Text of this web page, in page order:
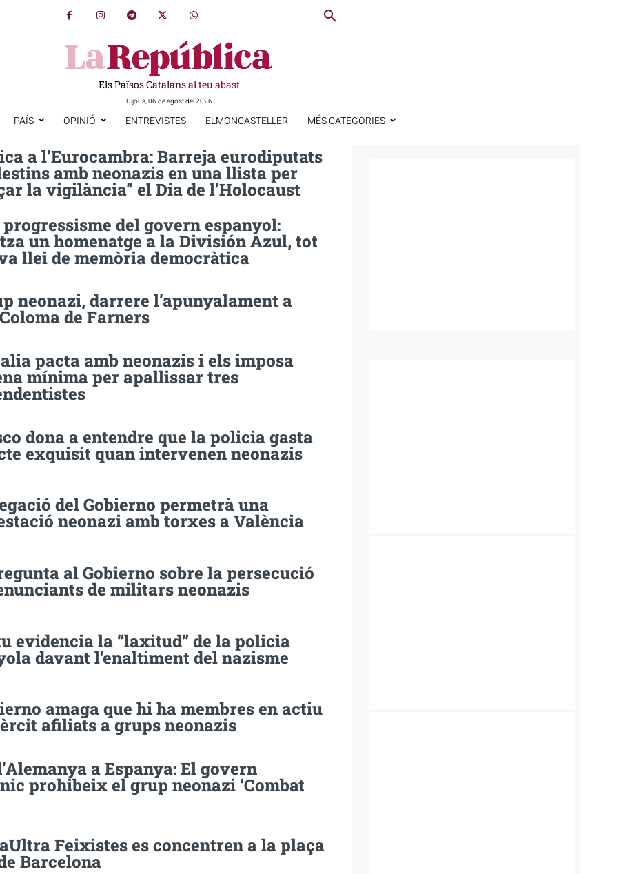
Els Països Catalans al teu abast
Dijous, 06 de agost del 2026
PAÍS OPINIÓ ENTREVISTES ELMONCASTELLER MÉS CATEGORIES
a l’Eurocambra: Barreja eurodiputats
amb neonazis en una llista per
la vigilància” el Dia de l’Holocaust
del govern espanyol:
un homenatge a la División Azul, tot
llei de memòria democràtica
neonazi, darrere l’apunyalament a
de Farners
pacta amb neonazis i els imposa
mínima per apallissar tres
dona a entendre que la policia gasta
exquisit quan intervenen neonazis
del Gobierno permetrà una
neonazi amb torxes a València
al Gobierno sobre la persecució
de militars neonazis
evidencia la “laxitud” de la policia
davant l’enaltiment del nazisme
amaga que hi ha membres en actiu
afiliats a grups neonazis
a Espanya: El govern
prohibeix el grup neonazi ‘Combat
Feixistes es concentren a la plaça
Barcelona